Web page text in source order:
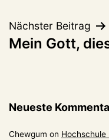
Nächster Beitrag
Mein Gott,
Neueste
Chewgum on Hochschule